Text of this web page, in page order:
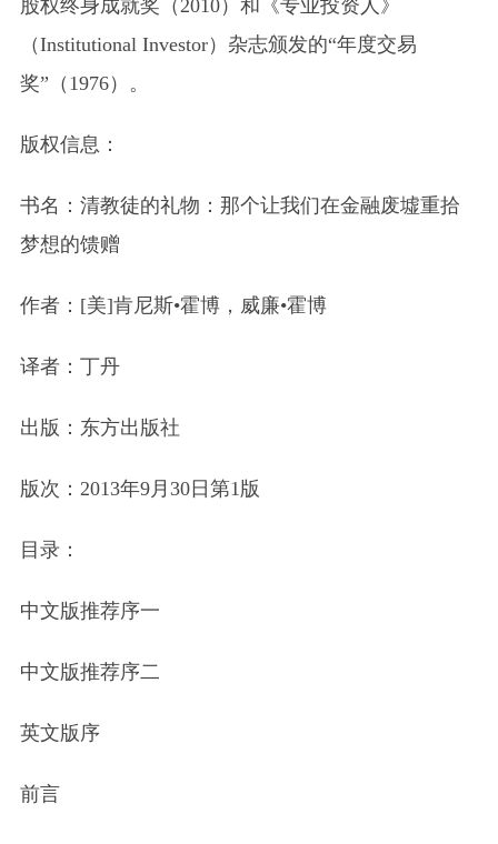
股权终身成就奖（2010）和《专业投资人》
（Institutional Investor）杂志颁发的“年度交易
奖”（1976）。
版权信息：
书名：清教徒的礼物：那个让我们在金融废墟重拾
梦想的馈赠
作者：[美]肯尼斯•霍博，威廉•霍博
译者：丁丹
出版：东方出版社
版次：2013年9月30日第1版
目录：
中文版推荐序一
中文版推荐序二
英文版序
前言